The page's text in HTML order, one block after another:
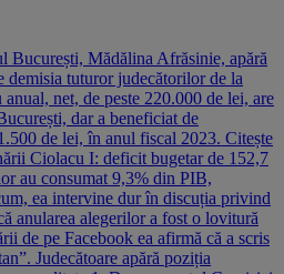
București, Mădălina Afrăsinie, apără
demisia tuturor judecătorilor de la
net, de peste 220.000 de lei, are
dar a beneficiat de
de lei, în anul fiscal 2023. Citește
Ciolacu I: deficit bugetar de 152,7
au consumat 9,3% din PIB,
ea intervine dur în discuția privind
anularea alegerilor a fost o lovitură
de pe Facebook ea afirmă că a scris
Judecătoare apără poziția